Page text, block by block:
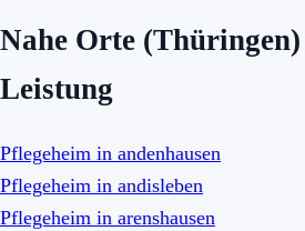
Nahe Orte (Thüringen)
Leistung
Pflegeheim in andenhausen
Pflegeheim in andisleben
Pflegeheim in arenshausen